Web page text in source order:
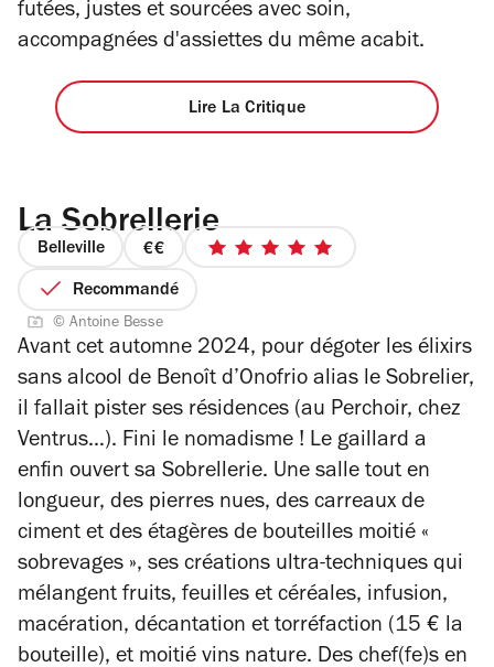
futées, justes et sourcées avec soin,
accompagnées d'assiettes du même acabit.
Lire La Critique
La Sobrellerie
Belleville
prix
2
4
5
étoiles
Recommandé
© Antoine Besse
Avant cet automne 2024, pour dégoter les élixirs
sans alcool de Benoît d’Onofrio alias le Sobrelier,
il fallait pister ses résidences (au Perchoir, chez
Ventrus…). Fini le nomadisme ! Le gaillard a
enfin ouvert sa Sobrellerie. Une salle tout en
longueur, des pierres nues, des carreaux de
ciment et des étagères de bouteilles moitié «
sobrevages », ses créations ultra-techniques qui
mélangent fruits, feuilles et céréales, infusion,
macération, décantation et torréfaction (15 € la
bouteille), et moitié vins nature. Des chef(fe)s en